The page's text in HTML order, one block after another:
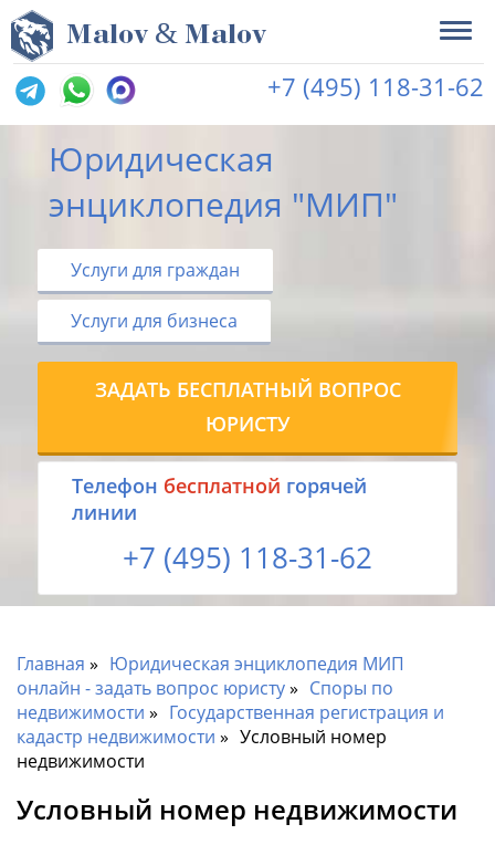
Malov & Malov
+7 (495) 118-31-62
Юридическая
энциклопедия "МИП"
Услуги для граждан
Услуги для бизнеса
ЗАДАТЬ БЕСПЛАТНЫЙ ВОПРОС
ЮРИСТУ
Tелефон бесплатной горячей
линии
+7 (495) 118-31-62
Главная
Юридическая энциклопедия МИП
онлайн - задать вопрос юристу
Споры по
недвижимости
Государственная регистрация и
кадастр недвижимости
Условный номер
недвижимости
Условный номер недвижимости